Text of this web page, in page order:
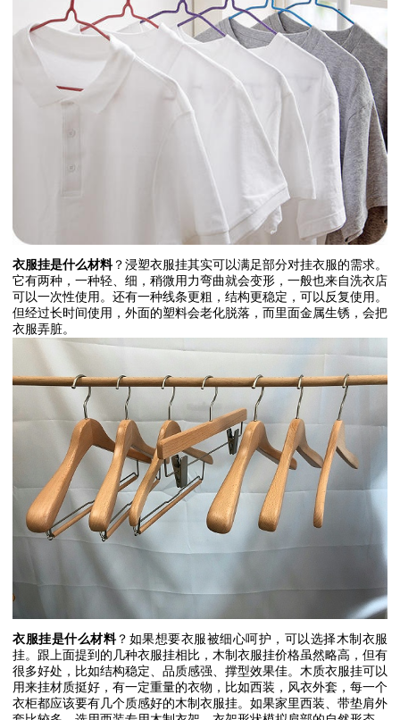
衣服挂是什么材料？浸塑衣服挂其实可以满足部分对挂衣服的需求。
它有两种，一种轻、细，稍微用力弯曲就会变形，一般也来自洗衣店
可以一次性使用。还有一种线条更粗，结构更稳定，可以反复使用。
但经过长时间使用，外面的塑料会老化脱落，而里面金属生锈，会把
衣服弄脏。
衣服挂是什么材料？如果想要衣服被细心呵护，可以选择木制衣服
挂。跟上面提到的几种衣服挂相比，木制衣服挂价格虽然略高，但有
很多好处，比如结构稳定、品质感强、撑型效果佳。木质衣服挂可以
用来挂材质挺好，有一定重量的衣物，比如西装，风衣外套，每一个
衣柜都应该要有几个质感好的木制衣服挂。如果家里西装、带垫肩外